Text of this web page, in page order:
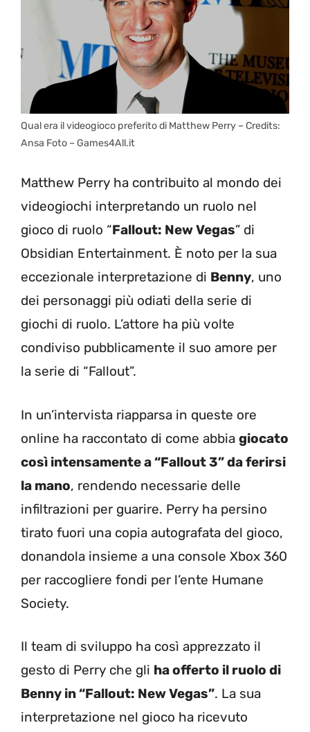
Qual era il videogioco preferito di Matthew Perry – Credits:
Ansa Foto – Games4All.it
Matthew Perry ha contribuito al mondo dei
videogiochi interpretando un ruolo nel
gioco di ruolo “Fallout: New Vegas” di
Obsidian Entertainment. È noto per la sua
eccezionale interpretazione di Benny, uno
dei personaggi più odiati della serie di
giochi di ruolo. L’attore ha più volte
condiviso pubblicamente il suo amore per
la serie di “Fallout”.
In un’intervista riapparsa in queste ore
online ha raccontato di come abbia giocato
così intensamente a “Fallout 3” da ferirsi
la mano, rendendo necessarie delle
infiltrazioni per guarire. Perry ha persino
tirato fuori una copia autografata del gioco,
donandola insieme a una console Xbox 360
per raccogliere fondi per l’ente Humane
Society.
Il team di sviluppo ha così apprezzato il
gesto di Perry che gli ha offerto il ruolo di
Benny in “Fallout: New Vegas”. La sua
interpretazione nel gioco ha ricevuto